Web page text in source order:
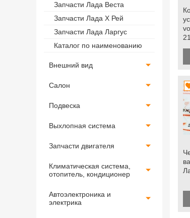
Запчасти Лада Веста
Запчасти Лада Х Рей
Запчасти Лада Ларгус
Каталог по наименованию
Внешний вид
Салон
Подвеска
Выхлопная система
Запчасти двигателя
Климатическая система,
отопитель, кондиционер
Автоэлектроника и
электрика